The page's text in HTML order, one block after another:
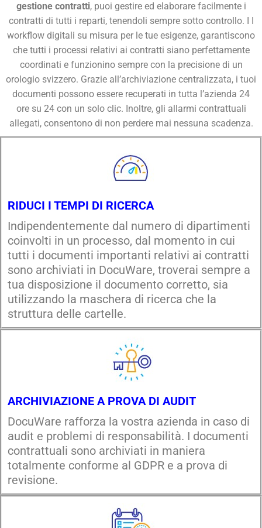
gestione contratti, puoi gestire ed elaborare facilmente i
contratti di tutti i reparti, tenendoli sempre sotto controllo. I I
workflow digitali su misura per le tue esigenze, garantiscono
che tutti i processi relativi ai contratti siano perfettamente
coordinati e funzionino sempre con la precisione di un
orologio svizzero. Grazie all’archiviazione centralizzata, i tuoi
documenti possono essere recuperati in tutta l’azienda 24
ore su 24 con un solo clic. Inoltre, gli allarmi contrattuali
allegati, consentono di non perdere mai nessuna scadenza.
RIDUCI I TEMPI DI RICERCA
Indipendentemente dal numero di dipartimenti
coinvolti in un processo, dal momento in cui
tutti i documenti importanti relativi ai contratti
sono archiviati in DocuWare, troverai sempre a
tua disposizione il documento corretto, sia
utilizzando la maschera di ricerca che la
struttura delle cartelle.
ARCHIVIAZIONE A PROVA DI AUDIT
DocuWare rafforza la vostra azienda in caso di
audit e problemi di responsabilità. I documenti
contrattuali sono archiviati in maniera
totalmente conforme al GDPR e a prova di
revisione.